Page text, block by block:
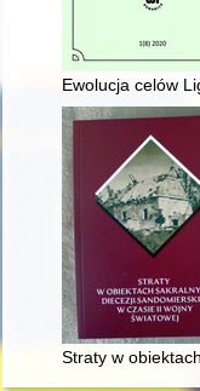
Ewolucja celów
Straty w